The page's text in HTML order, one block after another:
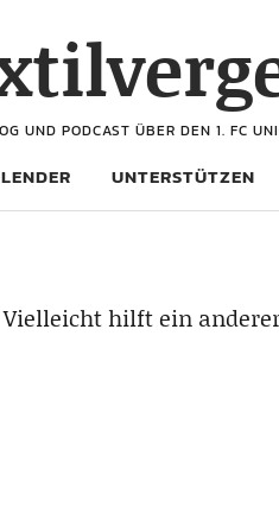
UND PODCAST ÜBER DEN 1. FC
UNTERSTÜTZEN
hilft ein